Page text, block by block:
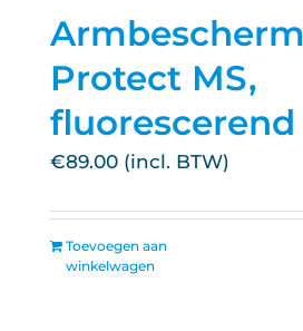
Protect MS,
€89.00
Toevoegen aan
winkelwagen